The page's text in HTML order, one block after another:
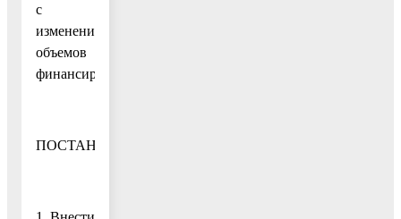
с
изменением
объемов
финансирования
ПОСТАНОВЛЯЮ: